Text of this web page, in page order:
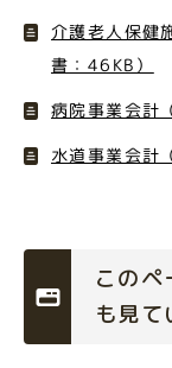
介護老人保健
書：46KB）
病院事業会計
水道事業会計
この
も見て